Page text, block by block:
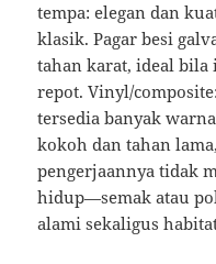
tempa: elegan dan
klasik. Pagar besi
tahan karat, ideal
repot. Vinyl/
tersedia banyak
kokoh dan tahan
pengerjaannya tidak
hidup—semak atau
alami sekaligus